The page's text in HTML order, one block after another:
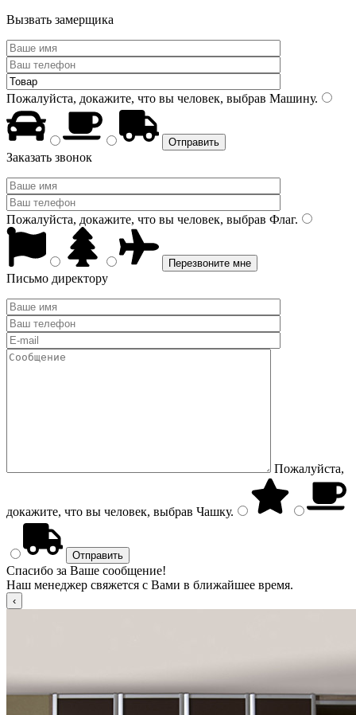
Вызвать замерщика
Пожалуйста, докажите, что вы человек, выбрав Машину.
Заказать звонок
Пожалуйста, докажите, что вы человек, выбрав Флаг.
Письмо директору
Пожалуйста,
докажите, что вы человек, выбрав Чашку.
Спасибо за Ваше сообщение!
Наш менеджер свяжется с Вами в ближайшее время.